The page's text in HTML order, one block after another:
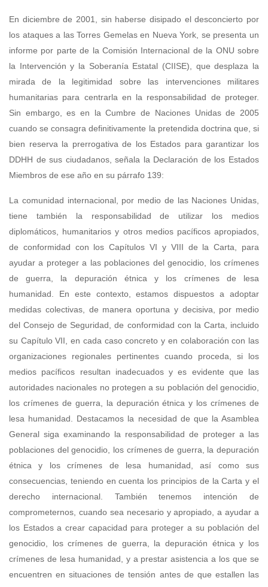
En diciembre de 2001, sin haberse disipado el desconcierto por
los ataques a las Torres Gemelas en Nueva York, se presenta un
informe por parte de la Comisión Internacional de la ONU sobre
la Intervención y la Soberanía Estatal (CIISE), que desplaza la
mirada de la legitimidad sobre las intervenciones militares
humanitarias para centrarla en la responsabilidad de proteger.
Sin embargo, es en la Cumbre de Naciones Unidas de 2005
cuando se consagra definitivamente la pretendida doctrina que, si
bien reserva la prerrogativa de los Estados para garantizar los
DDHH de sus ciudadanos, señala la Declaración de los Estados
Miembros de ese año en su párrafo 139:
La comunidad internacional, por medio de las Naciones Unidas,
tiene también la responsabilidad de utilizar los medios
diplomáticos, humanitarios y otros medios pacíficos apropiados,
de conformidad con los Capítulos VI y VIII de la Carta, para
ayudar a proteger a las poblaciones del genocidio, los crímenes
de guerra, la depuración étnica y los crímenes de lesa
humanidad. En este contexto, estamos dispuestos a adoptar
medidas colectivas, de manera oportuna y decisiva, por medio
del Consejo de Seguridad, de conformidad con la Carta, incluido
su Capítulo VII, en cada caso concreto y en colaboración con las
organizaciones regionales pertinentes cuando proceda, si los
medios pacíficos resultan inadecuados y es evidente que las
autoridades nacionales no protegen a su población del genocidio,
los crímenes de guerra, la depuración étnica y los crímenes de
lesa humanidad. Destacamos la necesidad de que la Asamblea
General siga examinando la responsabilidad de proteger a las
poblaciones del genocidio, los crímenes de guerra, la depuración
étnica y los crímenes de lesa humanidad, así como sus
consecuencias, teniendo en cuenta los principios de la Carta y el
derecho internacional. También tenemos intención de
comprometernos, cuando sea necesario y apropiado, a ayudar a
los Estados a crear capacidad para proteger a su población del
genocidio, los crímenes de guerra, la depuración étnica y los
crímenes de lesa humanidad, y a prestar asistencia a los que se
encuentren en situaciones de tensión antes de que estallen las